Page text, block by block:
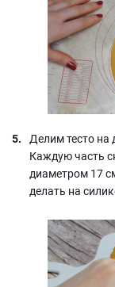
Делим тесто на
Каждую часть
диаметром 17
делать на